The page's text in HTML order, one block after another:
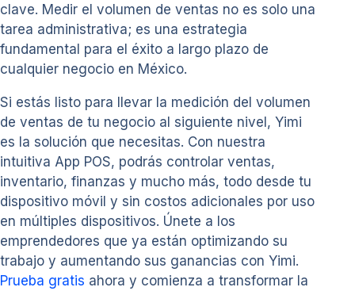
clave. Medir el volumen de ventas no es solo una
tarea administrativa; es una estrategia
fundamental para el éxito a largo plazo de
cualquier negocio en México.
Si estás listo para llevar la medición del volumen
de ventas de tu negocio al siguiente nivel, Yimi
es la solución que necesitas. Con nuestra
intuitiva App POS, podrás controlar ventas,
inventario, finanzas y mucho más, todo desde tu
dispositivo móvil y sin costos adicionales por uso
en múltiples dispositivos. Únete a los
emprendedores que ya están optimizando su
trabajo y aumentando sus ganancias con Yimi.
Prueba gratis ahora y comienza a transformar la